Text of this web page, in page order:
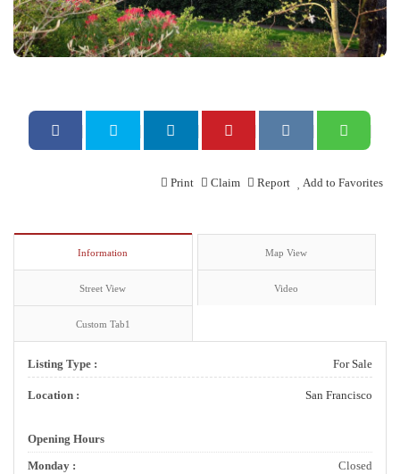
Add to Favorites
Report
Claim
Print
Information Map View
Street View Video
Custom Tab1
Listing Type : For Sale
Location : San Francisco
Opening Hours
Monday :
Closed